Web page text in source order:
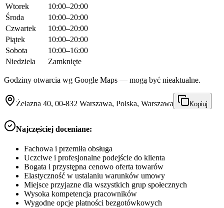
Wtorek
10:00–20:00
Środa
10:00–20:00
Czwartek
10:00–20:00
Piątek
10:00–20:00
Sobota
10:00–16:00
Niedziela
Zamknięte
Godziny otwarcia wg Google Maps — mogą być nieaktualne.
Żelazna 40, 00-832 Warszawa, Polska, Warszawa Kopiuj
Najczęściej doceniane:
Fachowa i przemiła obsługa
Uczciwe i profesjonalne podejście do klienta
Bogata i przystępna cenowo oferta towarów
Elastyczność w ustalaniu warunków umowy
Miejsce przyjazne dla wszystkich grup społecznych
Wysoka kompetencja pracowników
Wygodne opcje płatności bezgotówkowych